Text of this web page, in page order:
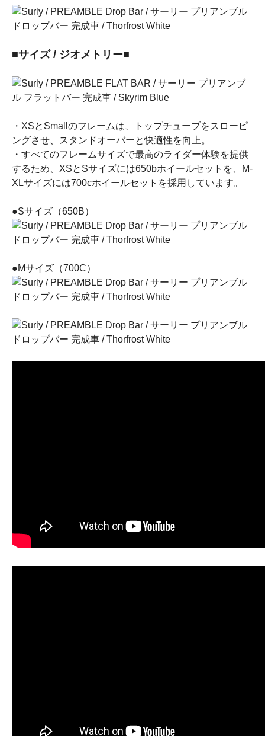
■サイズ / ジオメトリー■
・XSとSmallのフレームは、トップチューブをスローピ
ングさせ、スタンドオーバーと快適性を向上。
・すべてのフレームサイズで最高のライダー体験を提供
するため、XSとSサイズには650bホイールセットを、M-
XLサイズには700cホイールセットを採用しています。
●Sサイズ（650B）
●Mサイズ（700C）